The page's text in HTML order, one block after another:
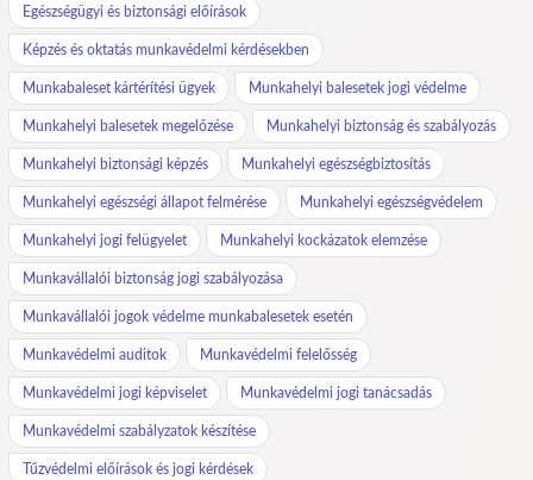
Egészségügyi és biztonsági előírások
Képzés és oktatás munkavédelmi kérdésekben
Munkabaleset kártérítési ügyek Munkahelyi balesetek jogi védelme
Munkahelyi balesetek megelőzése Munkahelyi biztonság és szabályozás
Munkahelyi biztonsági képzés Munkahelyi egészségbiztosítás
Munkahelyi egészségi állapot felmérése Munkahelyi egészségvédelem
Munkahelyi jogi felügyelet Munkahelyi kockázatok elemzése
Munkavállalói biztonság jogi szabályozása
Munkavállalói jogok védelme munkabalesetek esetén
Munkavédelmi auditok Munkavédelmi felelősség
Munkavédelmi jogi képviselet Munkavédelmi jogi tanácsadás
Munkavédelmi szabályzatok készítése
Tűzvédelmi előírások és jogi kérdések